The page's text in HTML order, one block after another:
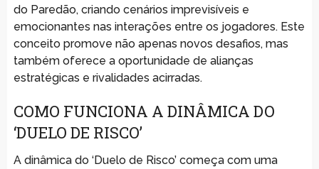
do Paredão, criando cenários imprevisíveis e
emocionantes nas interações entre os jogadores. Este
conceito promove não apenas novos desafios, mas
também oferece a oportunidade de alianças
estratégicas e rivalidades acirradas.
COMO FUNCIONA A DINÂMICA DO
‘DUELO DE RISCO’
A dinâmica do ‘Duelo de Risco’ começa com uma